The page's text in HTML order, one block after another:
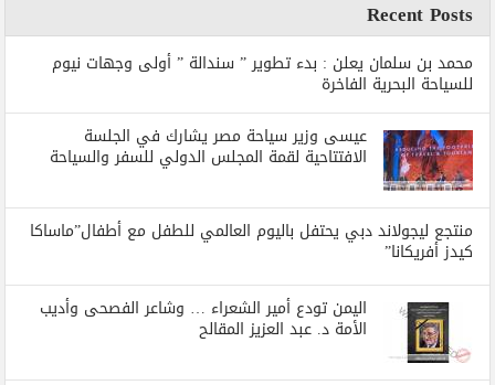
Recent Posts
محمد بن سلمان يعلن : بدء تطوير ” سندالة ” أولى وجهات نيوم
للسياحة البحرية الفاخرة
عيسى وزير سياحة مصر يشارك في الجلسة
الافتتاحية لقمة المجلس الدولي للسفر والسياحة
منتجع ليجولاند دبي يحتفل باليوم العالمي للطفل مع أطفال”ماساكا
كيدز أفريكانا”
اليمن تودع أمير الشعراء … وشاعر الفصحى وأديب
الأمة د. عبد العزيز المقالح